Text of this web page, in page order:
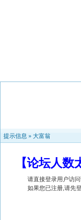
提示信息 » 大富翁
【论坛人
请直接登录用户访
如果您已注册,请先